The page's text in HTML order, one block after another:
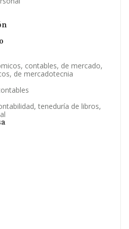
contables, de mercado,
de mercadotecnia
teneduría de libros,